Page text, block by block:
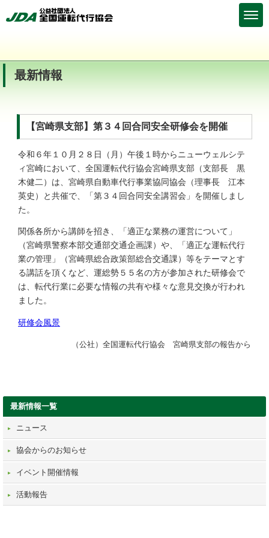
最新情報
【宮崎県支部】第３４回合同安全研修会を開催
令和６年１０月２８日（月）午後１時からニューウェルシテ
ィ宮崎において、全国運転代行協会宮崎県支部（支部長 黒
木健二）は、宮崎県自動車代行事業協同協会（理事長 江本
英史）と共催で、「第３４回合同安全講習会」を開催しまし
た。
関係各所から講師を招き、「適正な業務の運営について」
（宮崎県警察本部交通部交通企画課）や、「適正な運転代行
業の管理」（宮崎県総合政策部総合交通課）等をテーマとす
る講話を頂くなど、運総勢５５名の方が参加された研修会で
は、転代行業に必要な情報の共有や様々な意見交換が行われ
ました。
研修会風景
（公社）全国運転代行協会 宮崎県支部の報告から
最新情報一覧
ニュース
協会からのお知らせ
イベント開催情報
活動報告